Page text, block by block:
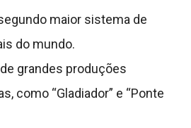
maior sistema de
do mundo.
grandes produções
como “Gladiador” e “Ponte